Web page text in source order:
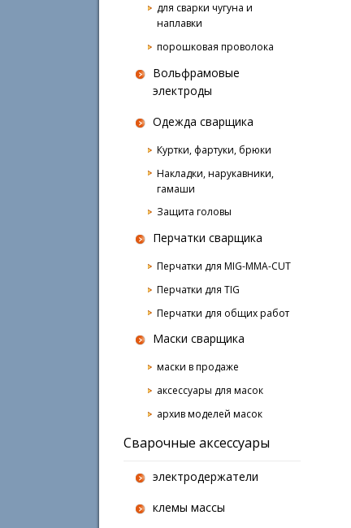
для сварки чугуна и
наплавки
порошковая проволока
Вольфрамовые
электроды
Одежда сварщика
Куртки, фартуки, брюки
Накладки, нарукавники,
гамаши
Защита головы
Перчатки сварщика
Перчатки для MIG-MMA-CUT
Перчатки для TIG
Перчатки для общих работ
Маски сварщика
маски в продаже
аксессуары для масок
архив моделей масок
Сварочные аксессуары
электродержатели
клемы массы